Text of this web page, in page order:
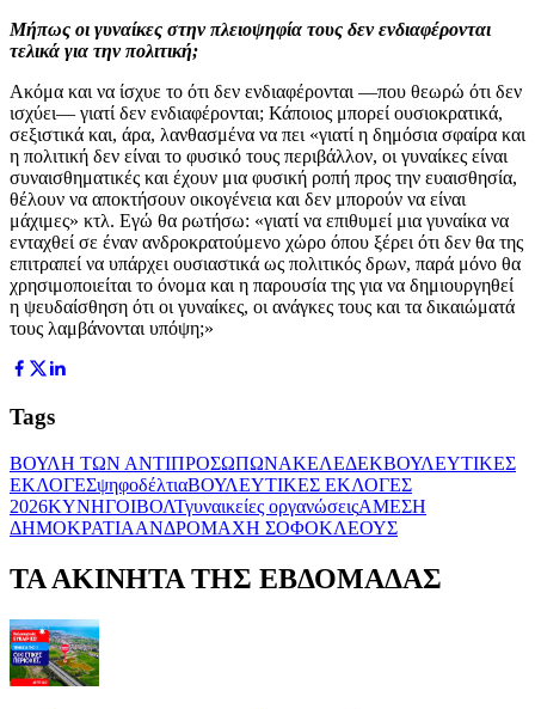
Μήπως οι γυναίκες στην πλειοψηφία τους δεν ενδιαφέρονται
τελικά για την πολιτική;
Ακόμα και να ίσχυε το ότι δεν ενδιαφέρονται —που θεωρώ ότι δεν
ισχύει— γιατί δεν ενδιαφέρονται; Κάποιος μπορεί ουσιοκρατικά,
σεξιστικά και, άρα, λανθασμένα να πει «γιατί η δημόσια σφαίρα και
η πολιτική δεν είναι το φυσικό τους περιβάλλον, οι γυναίκες είναι
συναισθηματικές και έχουν μια φυσική ροπή προς την ευαισθησία,
θέλουν να αποκτήσουν οικογένεια και δεν μπορούν να είναι
μάχιμες» κτλ. Εγώ θα ρωτήσω: «γιατί να επιθυμεί μια γυναίκα να
ενταχθεί σε έναν ανδροκρατούμενο χώρο όπου ξέρει ότι δεν θα της
επιτραπεί να υπάρχει ουσιαστικά ως πολιτικός δρων, παρά μόνο θα
χρησιμοποιείται το όνομα και η παρουσία της για να δημιουργηθεί
η ψευδαίσθηση ότι οι γυναίκες, οι ανάγκες τους και τα δικαιώματά
τους λαμβάνονται υπόψη;»
Tags
ΒΟΥΛΗ ΤΩΝ ΑΝΤΙΠΡΟΣΩΠΩΝΑΚΕΛΕΔΕΚΒΟΥΛΕΥΤΙΚΕΣ
ΕΚΛΟΓΕΣψηφοδέλτιαΒΟΥΛΕΥΤΙΚΕΣ ΕΚΛΟΓΕΣ
2026ΚΥΝΗΓΟΙΒΟΛΤγυναικείες οργανώσειςΑΜΕΣΗ
ΔΗΜΟΚΡΑΤΙΑΑΝΔΡΟΜΑΧΗ ΣΟΦΟΚΛΕΟΥΣ
ΤΑ ΑΚΙΝΗΤΑ ΤΗΣ ΕΒΔΟΜΑΔΑΣ